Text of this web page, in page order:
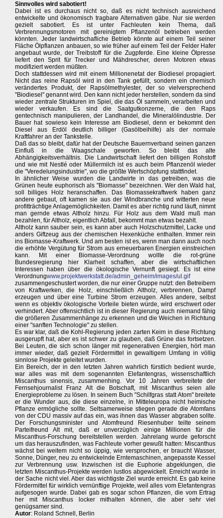
Sinnvolles wird sabotiert!
Dabei ist es durchaus nicht so, daß es nicht technisch ausreichend
entwickelte und ökonomisch tragbare Alternativen gäbe. Nur sie werden
gezielt sabotiert. Es ist unter Fachleuten kein Thema, daß
Verbrennungsmotoren mit gereinigtem Pflanzenöl betrieben werden
könnten. Jeder landwirtschafliche Betrieb könnte auf einem Teil seiner
Fläche Ölpflanzen anbauen, so wie früher auf einem Teil der Felder Hafer
angebaut wurde, der Treibstoff für die Zugpferde. Eine kleine Ölpresse
liefert den Sprit für Trecker und Mähdrescher, deren Motoren etwas
modifiziert werden müßten.
Doch stattdessen wird mit einem Millionenetat der Biodiesel propagiert.
Nicht das reine Rapsöl wird in den Tank gefüllt, sondern ein chemisch
verändertes Produkt, der Rapsölmethylester, der so vielversprechend
"Biodiesel" genannt wird. Den kann nicht jeder herstellen, sondern da sind
wieder zentrale Strukturen im Spiel, die das Öl sammeln, verarbeiten und
wieder verkaufen. Es sind die Saatgutkonzerne, die den Raps
gentechnisch manipulieren, der Landhandel, die Mineralölindustrie. Der
Bauer hat sowieso kein Interesse am Biodiesel, denn er bekommt den
Diesel aus Erdöl deutlich billiger (Gasölbeihilfe) als der normale
Kraftfahrer an der Tankstelle.
Daß das so bleibt, dafür hat der Deutsche Bauernverband seinen ganzen
Einfluß in die Waagschale geworfen. So bleibt das alte
Abhängigkeitsverhältnis. Die Landwirtschaft liefert den billigen Rohstoff
und wie mit Nestlé oder Müllermilch ist es auch beim Pflanzenöl wieder
die "Veredelungsindustrie", wo die größte Wertschöpfung stattfindet.
In ähnlicher Weise wurden die Landwirte in das getreiben, was die
Grünen heute euphorisch als "Biomasse" bezeichnen. Wer den Wald hat,
soll billiges Holz heranschaffen. Das Biomassekraftwerk haben ganz
andere gebaut, oft kamen sie aus der Windbranche und witterten neue
profitträchtige Anlagemöglichkeiten. Damit es aber richtig rund läuft, nimmt
man gernde etwas Altholz hinzu. Für Holz aus dem Wald muß man
bezahlen, für Altholz, eigentlich Abfall, bekommt man etwas bezahlt.
Altholz kann sauber sein, es kann aber auch Holzschutzmittel, Lacke und
anders Giftzeug aus der chemischen Hexenküche enthalten. Immer rein
ins Biomasse-Kraftwerk. Und am besten ist es, wenn man dann auch noch
die erhöhte Vergütung für Strom aus erneuerbaren Energien einstreichen
kann. Mit einer Biomasse-Verordnung wollte die rot-grüne
Bundesregierung hier Klarheit schaffen, aber die wirtschaftlichen
Interessen haben über die ökologische Vernunft gesiegt. Es ist eine
Verordnungwww.projektwerkstatt.de/admin_geheim/images/ul.gif
zusammengeschustert worden, die nur einer Gruppe nutzt: den Betreibern
von Kraftwerken, die Holz, einschließlich Altholz, verbrennen, Dampf
erzeugen und über eine Turbine Strom erzeugen. Alles andere, selbst
wenn es objektiv ökologische Vorteile bieten würde, wird erschwert oder
verhindert. Aber offensichtlich ist in dieser Regierung auch niemand fähig
die größeren Zusammenhänge zu erkennen und die Weichen in Richtung
einer "sanften Technologie" zu stellen.
Es war klar, daß die Kohl-Regierung jeden zarten Keim in diese Richtung
ausgerupft hat, aber es ist schwer zu glauben, daß Grüne das fortsetzen.
Bei Leuten, die sich schon länger mit regenerativen Energien, hört man
immer wieder, daß gezielt Fördermittel in gewaltigem Umfang in völlig
sinnlose Projekte geleitet wurden.
Ein Bereich, der in den letzten Jahren wahrlich fürstlich bedient wurde,
war alles was mit dem sogenannten Elefantengras, wissenschaftlich
Miscanthus sinensis, zusammenhing. Vor 10 Jahren verbreitete der
Fernsehjournalist Franz Alt die Botschaft, mit Miscanthus seien alle
Energieprobleme zu lösen. In seinem Buch "Schilfgras statt Atom" breitete
er die Wunder aus, die diese einzelne, in Mitteleuropa nicht heimische
Pflanze ermögliche sollte. Seltsamerweise stiegen gerade die Atomfans
von der CDU massiv auf das ein, was ihnen das Wasser abgraben sollte.
Der Forschungsminister und Atomfreund Riesenhuber teilte seinem
Parteifreund Alt mit, daß er unverzüglich einige Millionen für die
Miscanthus-Forschung bereitstellen werden. Jahrelang wurde geforscht
um das herauszufinden, was Fachleute vorher gewußt hatten: Miscanthus
wächst bei weitem nicht so üppig, wie versprochen, er braucht Wasser,
Sonne, Dünger, neu zu entwickelnde Erntemaschinen, angepasste Kessel
zur Verbrennung usw. Inzwischen ist die Euphorie abgeklungen, die
letzten Miscanthus-Projekte werden lustlos abgewickelt. Erreicht wurde in
der Sache nicht viel. Aber das wichtigste Ziel wurde erreicht. Es gab keine
Fördermittel für wirklich vernünftige Projekte, weil alles vom Elefantengras
aufgesogen wurde. Dabei gab es sogar schon Pflanzen, die vom Ertrag
her mit Miscanthus locker mithalten können, die aber sehr viel
genügsamer sind.
Autor: Roland Schnell, Berlin